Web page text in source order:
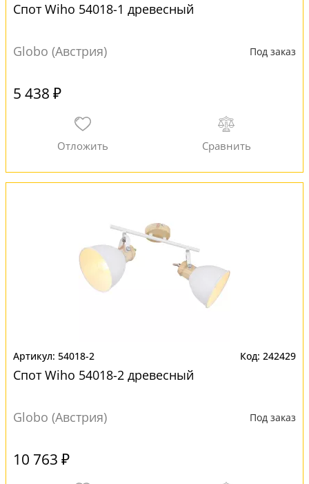
Спот Wiho 54018-1 древесный
Globo (Австрия) Под заказ
5 438 ₽
54018-2 242429
Спот Wiho 54018-2 древесный
Globo (Австрия) Под заказ
10 763 ₽